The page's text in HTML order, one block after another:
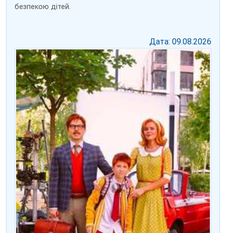
безпекою дітей.
Дата: 09.08.2026